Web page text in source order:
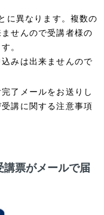
に異なります。複数の
せんので受講者様の
。
みは出来ませんので
了メールをお送りし
講に関する注意事項
講票がメールで届